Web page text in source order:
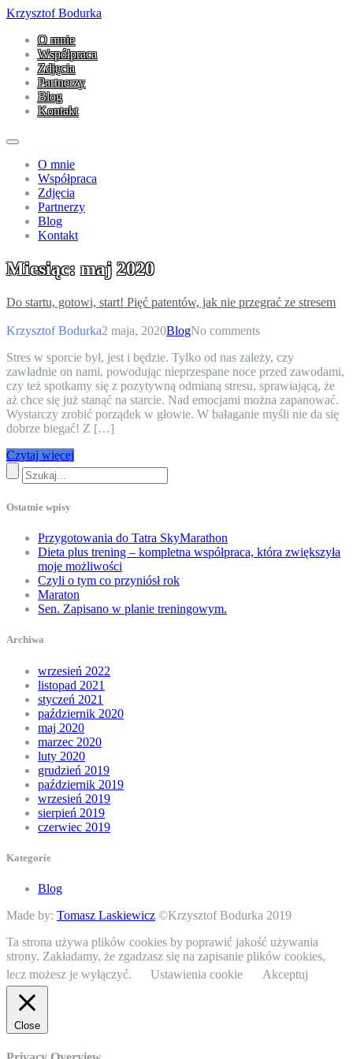
Krzysztof Bodurka
O mnie
Współpraca
Zdjęcia
Partnerzy
Blog
Kontakt
O mnie
Współpraca
Zdjęcia
Partnerzy
Blog
Kontakt
Miesiąc:maj 2020
Do startu, gotowi, start! Pięć patentów, jak nie przegrać ze stresem
Krzysztof Bodurka2 maja, 2020BlogNo comments
Stres w sporcie był, jest i będzie. Tylko od nas zależy, czy
zawładnie on nami, powodując nieprzespane noce przed zawodami,
czy też spotkamy się z pozytywną odmianą stresu, sprawiającą, że
aż chce się już stanąć na starcie. Nad emocjami można zapanować.
Wystarczy zrobić porządek w głowie. W bałaganie myśli nie da się
dobrze biegać! Z […]
Czytaj więcej
Ostatnie wpisy
Przygotowania do Tatra SkyMarathon
Dieta plus trening – kompletna współpraca, która zwiększyła
moje możliwości
Czyli o tym co przyniósł rok
Maraton
Sen. Zapisano w planie treningowym.
Archiwa
wrzesień 2022
listopad 2021
styczeń 2021
październik 2020
maj 2020
marzec 2020
luty 2020
grudzień 2019
październik 2019
wrzesień 2019
sierpień 2019
czerwiec 2019
Kategorie
Blog
Made by: Tomasz Laskiewicz ©Krzysztof Bodurka 2019
Ta strona używa plików cookies by poprawić jakość używania
strony. Zakładamy, że zgadzasz się na zapisanie plików cookies,
lecz możesz je wyłączyć.
Ustawienia cookie Akceptuj
Close